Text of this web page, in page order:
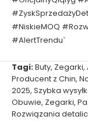
#NiskieMOQ
#AlertTrendu`
Tagi:Buty, Zegarki,
Producent z Chin,
2025, Szybka
Obuwie, Zegarki,
Rozwiązania